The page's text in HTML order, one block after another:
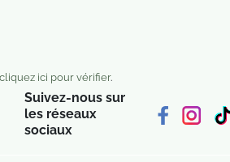
cliquez ici pour vérifier.
Suivez-nous sur
les réseaux
sociaux